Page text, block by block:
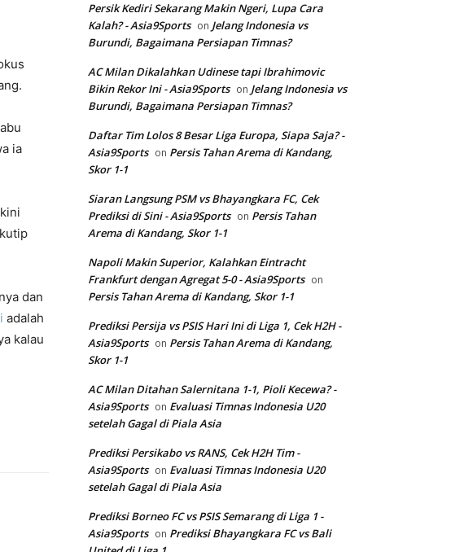
ia
dan
adalah
kalau
Persik Kediri Sekarang Makin Ngeri, Lupa Cara
Kalah? - Asia9Sports on Jelang Indonesia vs
Burundi, Bagaimana Persiapan Timnas?
AC Milan Dikalahkan Udinese tapi Ibrahimovic
Bikin Rekor Ini - Asia9Sports on Jelang Indonesia vs
Burundi, Bagaimana Persiapan Timnas?
Daftar Tim Lolos 8 Besar Liga Europa, Siapa Saja? -
Asia9Sports on Persis Tahan Arema di Kandang,
Skor 1-1
Siaran Langsung PSM vs Bhayangkara FC, Cek
Prediksi di Sini - Asia9Sports on Persis Tahan
Arema di Kandang, Skor 1-1
Napoli Makin Superior, Kalahkan Eintracht
Frankfurt dengan Agregat 5-0 - Asia9Sports on
Persis Tahan Arema di Kandang, Skor 1-1
Prediksi Persija vs PSIS Hari Ini di Liga 1, Cek H2H -
Asia9Sports on Persis Tahan Arema di Kandang,
Skor 1-1
AC Milan Ditahan Salernitana 1-1, Pioli Kecewa? -
Asia9Sports on Evaluasi Timnas Indonesia U20
setelah Gagal di Piala Asia
Prediksi Persikabo vs RANS, Cek H2H Tim -
Asia9Sports on Evaluasi Timnas Indonesia U20
setelah Gagal di Piala Asia
Prediksi Borneo FC vs PSIS Semarang di Liga 1 -
Asia9Sports on Prediksi Bhayangkara FC vs Bali